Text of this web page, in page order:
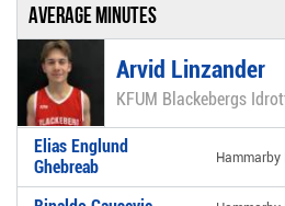
Average minutes
Arvid Linzander
KFUM Blackebergs
Elias Englund
Ghebreab
Hammarby